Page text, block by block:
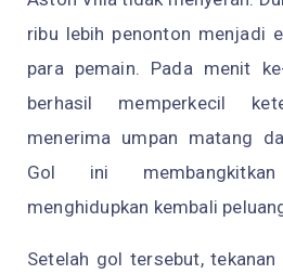
ribu lebih penonton menjadi
para pemain. Pada menit
berhasil memperkecil
menerima umpan matang
Gol ini
menghidupkan kembali
Setelah gol tersebut,